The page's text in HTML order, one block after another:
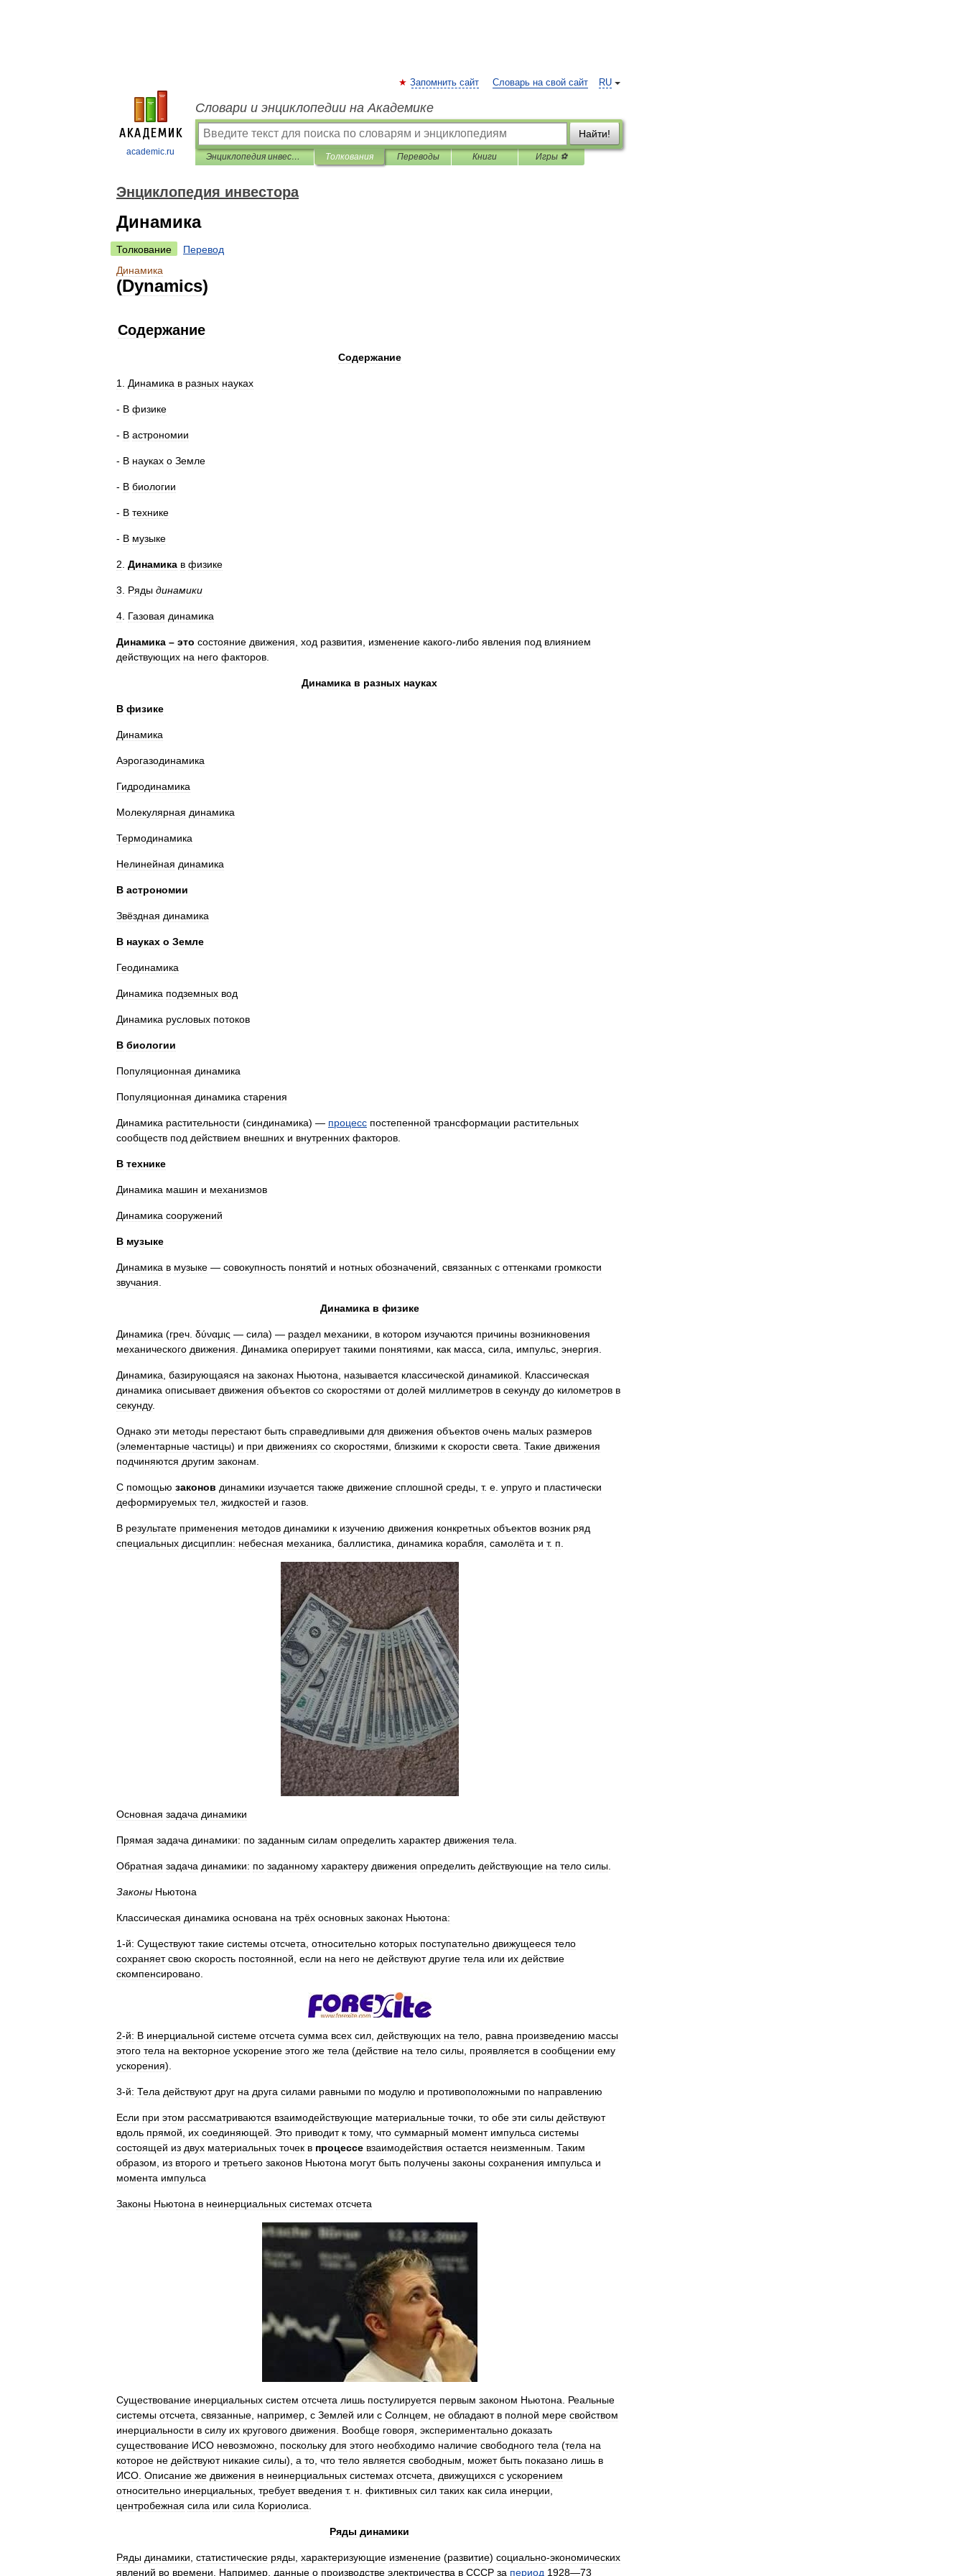
academic.ru
RU
Запомнить сайт Словарь на свой сайт
Словари и энциклопедии на Академике
Найти!
Энциклопедия инвестора Толкования Переводы Книги Игры ⚽
Энциклопедия инвестора
Динамика
Толкование
Перевод
Динамика
(Dynamics)
Содержание
Содержание
1 Динамика в разных науках
- В физике
- В астрономии
- В науках о Земле
- В биологии
- В технике
- В музыке
2 Динамика в физике
3 Ряды динамики
4 Газовая динамика
Динамика – это состояние движения ход развития изменение какого-либо явления под влиянием
действующих на него факторов
Динамика в разных науках
В физике
Динамика
Аэрогазодинамика
Гидродинамика
Молекулярная динамика
Термодинамика
Нелинейная динамика
В астрономии
Звёздная динамика
В науках о Земле
Геодинамика
Динамика подземных вод
Динамика русловых потоков
В биологии
Популяционная динамика
Популяционная динамика старения
Динамика растительности (синдинамика) — процесс постепенной трансформации растительных
сообществ под действием внешних и внутренних факторов
В технике
Динамика машин и механизмов
Динамика сооружений
В музыке
Динамика в музыке — совокупность понятий и нотных обозначений связанных с оттенками громкости
звучания
Динамика в физике
Динамика (греч δύναμις — сила) — раздел механики в котором изучаются причины возникновения
механического движения Динамика оперирует такими понятиями как масса сила импульс энергия
Динамика базирующаяся на законах Ньютона называется классической динамикой
Классическая
динамика описывает движения объектов со скоростями от долей миллиметров в секунду до километров в
секунду.
Однако эти методы перестают быть справедливыми для движения объектов очень малых размеров
(элементарные частицы) и при движениях со скоростями близкими к скорости света Такие движения
подчиняются другим законам
С помощью законов динамики изучается также движение сплошной среды т. е упруго и пластически
деформируемых тел жидкостей и газов
В результате применения методов динамики к изучению движения конкретных объектов возник ряд
специальных дисциплин: небесная механика баллистика динамика корабля самолёта и т. п
Основная задача динамики
Прямая задача динамики: по заданным силам определить характер движения тела
Обратная задача динамики: по заданному характеру движения определить действующие на тело силы
Законы Ньютона
Классическая динамика основана на трёх основных законах Ньютона:
1-й: Существуют такие системы отсчета относительно которых поступательно движущееся тело
сохраняет свою скорость постоянной если на него не действуют другие тела или их действие
скомпенсировано
2-й: В инерциальной системе отсчета сумма всех сил действующих на тело равна произведению массы
этого тела на векторное ускорение этого же тела (действие на тело силы проявляется в сообщении ему
ускорения).
3-й: Тела действуют друг на друга силами равными по модулю и противоположными по направлению
Если при этом рассматриваются взаимодействующие материальные точки то обе эти силы действуют
вдоль прямой их соединяющей Это приводит к тому, что суммарный момент импульса системы
состоящей из двух материальных точек в процессе взаимодействия остается неизменным Таким
образом
из второго и третьего законов Ньютона могут быть получены законы сохранения импульса и
момента импульса
Законы Ньютона в неинерциальных системах отсчета
Существование инерциальных систем отсчета лишь постулируется первым законом Ньютона
Реальные
системы отсчета связанные например с Землей или с Солнцем не обладают в полной мере свойством
инерциальности в силу их кругового движения Вообще говоря экспериментально доказать
существование ИСО невозможно поскольку для этого необходимо наличие свободного тела (тела на
которое не действуют никакие силы), а то что тело является свободным может быть показано лишь в
ИСО Описание же движения в неинерциальных системах отсчета движущихся с ускорением
относительно инерциальных требует введения т. н фиктивных сил таких как сила инерции
центробежная сила или сила Кориолиса
Ряды динамики
Ряды динамики статистические ряды характеризующие изменение (развитие) социально-экономических
явлений во времени Например данные о производстве электричества в СССР за период 1928—73